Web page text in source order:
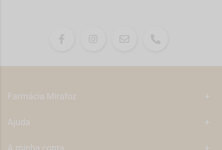
Farmácia Mirafoz +
Ajuda +
A minha conta +